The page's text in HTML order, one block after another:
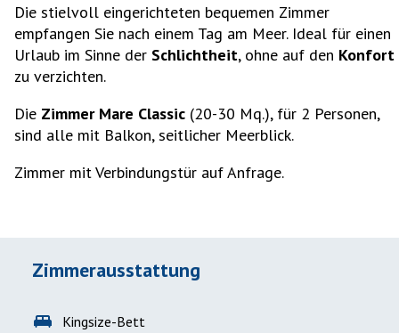
Die stielvoll eingerichteten bequemen Zimmer
empfangen Sie nach einem Tag am Meer. Ideal für einen
Urlaub im Sinne der Schlichtheit, ohne auf den Konfort
zu verzichten.
Die Zimmer Mare Classic (20-30 Mq.), für 2 Personen,
sind alle mit Balkon, seitlicher Meerblick.
Zimmer mit Verbindungstür auf Anfrage.
Zimmerausstattung
king_bed Kingsize-Bett